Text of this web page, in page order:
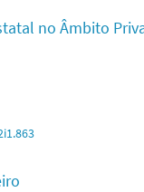
no Âmbito